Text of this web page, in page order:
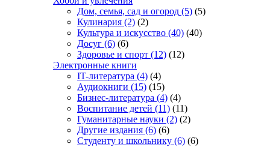
Дом, семья, сад и огород (5) (5)
Кулинария (2) (2)
Культура и искусство (40) (40)
Досуг (6) (6)
Здоровье и спорт (12) (12)
Электронные книги
IT-литература (4) (4)
Аудиокниги (15) (15)
Бизнес-литература (4) (4)
Воспитание детей (11) (11)
Гуманитарные науки (2) (2)
Другие издания (6) (6)
Студенту и школьнику (6) (6)